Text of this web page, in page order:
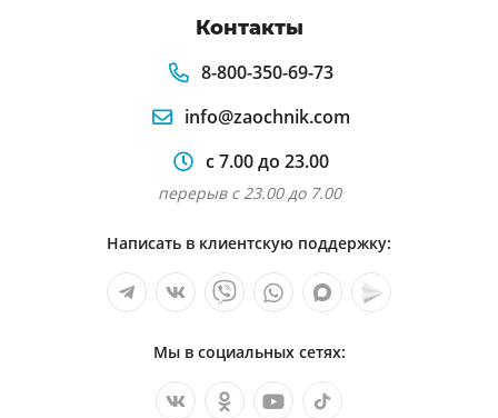
Контакты
8-800-350-69-73
info@zaochnik.com
с 7.00 до 23.00
перерыв с 23.00 до 7.00
Написать в клиентскую поддержку:
Мы в социальных сетях: